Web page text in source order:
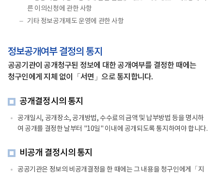
른 이의신청에 관한 사항
기타 정보공개제도 운영에 관한 사항
정보공개여부 결정의 통지
공공기관이 공개청구된 정보에 대한 공개여부를 결정한 때에는
청구인에게 지체 없이「서면」으로 통지합니다.
공개결정시의 통지
공개일시, 공개장소, 공개방법, 수수료의 금액 및 납부방법 등을 명시하
여 공개를 결정한 날부터 "10일" 이내에 공개되도록 통지하여야 합니다.
비공개 결정시의 통지
공공기관은 정보의 비공개결정을 한 때에는 그 내용을 청구인에게「지